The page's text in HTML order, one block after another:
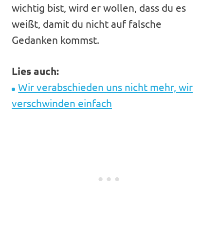
wichtig bist, wird er wollen, dass du es
weißt, damit du nicht auf falsche
Gedanken kommst.
Lies auch:
Wir verabschieden uns nicht mehr, wir
verschwinden einfach